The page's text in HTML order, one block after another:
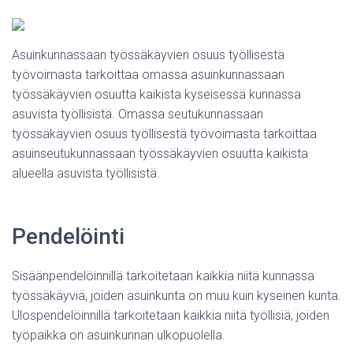
Asuinkunnassaan työssäkäyvien osuus työllisestä
työvoimasta tarkoittaa omassa asuinkunnassaan
työssäkäyvien osuutta kaikista kyseisessä kunnassa
asuvista työllisistä. Omassa seutukunnassaan
työssäkäyvien osuus työllisestä työvoimasta tarkoittaa
asuinseutukunnassaan työssäkäyvien osuutta kaikista
alueella asuvista työllisistä.
Pendelöinti
Sisäänpendelöinnillä tarkoitetaan kaikkia niitä kunnassa
työssäkäyviä, joiden asuinkunta on muu kuin kyseinen kunta.
Ulospendelöinnillä tarkoitetaan kaikkia niitä työllisiä, joiden
työpaikka on asuinkunnan ulkopuolella.